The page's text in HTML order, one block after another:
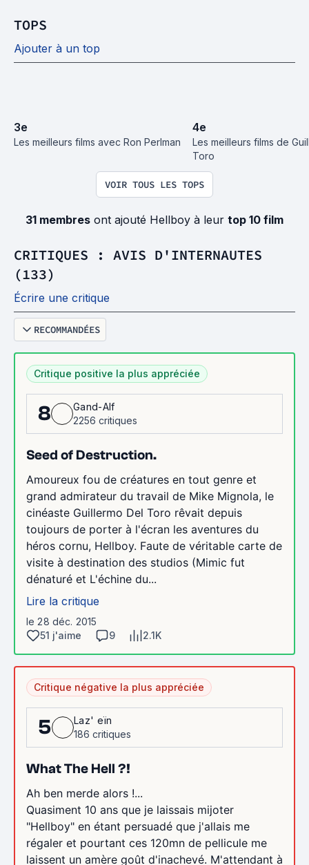
TOPS
Ajouter à un top
3e
Les meilleurs films avec Ron Perlman
4e
Les meilleurs films de
Toro
VOIR TOUS LES TOPS
31 membres ont ajouté Hellboy à leur top 10 film
CRITIQUES : AVIS D'INTERNAUTES
(133)
Écrire une critique
RECOMMANDÉES
Critique positive la plus appréciée
8
Gand-Alf
2256 critiques
Seed of Destruction.
Amoureux fou de créatures en tout genre et
grand admirateur du travail de Mike Mignola, le
cinéaste Guillermo Del Toro rêvait depuis
toujours de porter à l'écran les aventures du
héros cornu, Hellboy. Faute de véritable carte de
visite à destination des studios (Mimic fut
dénaturé et L'échine du...
Lire la critique
le 28 déc. 2015
51 j'aime
9 2.1K
Critique négative la plus appréciée
5
Laz' eïn
186 critiques
What The Hell ?!
Ah ben merde alors !...
Quasiment 10 ans que je laissais mijoter
"Hellboy" en étant persuadé que j'allais me
régaler et pourtant ces 120mn de pellicule me
laissent un amère goût d'inachevé. M'attendant à